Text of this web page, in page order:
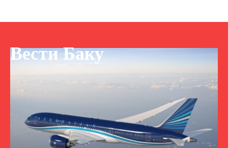
Вести Баку